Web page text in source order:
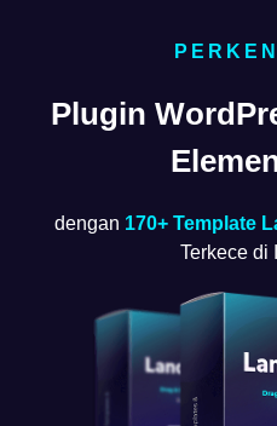
Plugin
dengan 170+ Template
Terkece di